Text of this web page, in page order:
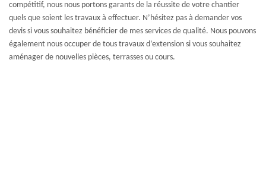
compétitif, nous nous portons garants de la réussite de votre chantier
quels que soient les travaux à effectuer. N’hésitez pas à demander vos
devis si vous souhaitez bénéficier de mes services de qualité. Nous pouvons
également nous occuper de tous travaux d’extension si vous souhaitez
aménager de nouvelles pièces, terrasses ou cours.